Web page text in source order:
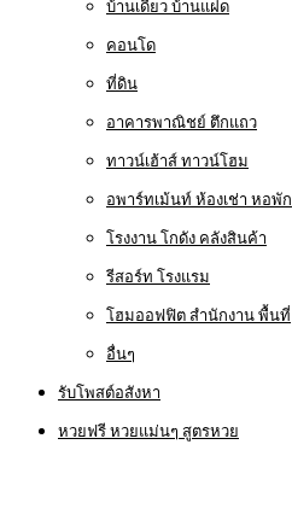
บ้านเดี่ยว บ้านแฝด
คอนโด
ที่ดิน
อาคารพาณิชย์ ตึกแถว
ทาวน์เฮ้าส์ ทาวน์โฮม
อพาร์ทเม้นท์ ห้องเช่า หอพัก
โรงงาน โกดัง คลังสินค้า
รีสอร์ท โรงแรม
โฮมออฟฟิต สำนักงาน พื้นที่
อื่นๆ
รับโพสต์อสังหา
หวยฟรี หวยแม่นๆ สูตรหวย